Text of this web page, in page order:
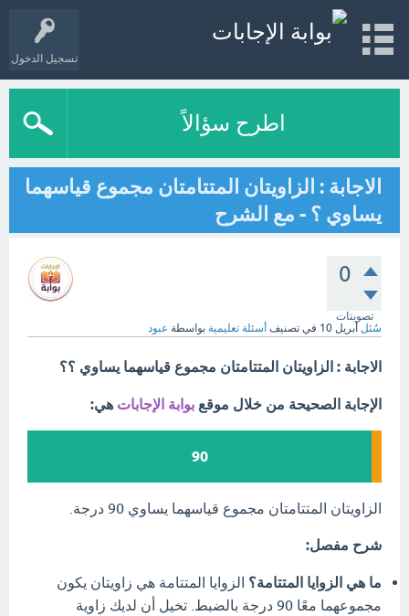
تسجيل الدخول
اطرح سؤالاً
الاجابة : الزاويتان المتتامتان مجموع قياسهما
يساوي ؟ - مع الشرح
0
تصويتات
سُئل أبريل 10 في تصنيف أسئلة تعليمية بواسطة عبود
الاجابة : الزاويتان المتتامتان مجموع قياسهما يساوي ؟؟
الإجابة الصحيحة من خلال موقع بوابة الإجابات هي:
90
الزاويتان المتتامتان مجموع قياسهما يساوي 90 درجة.
شرح مفصل:
ما هي الزوايا المتتامة؟ الزوايا المتتامة هي زاويتان يكون
مجموعهما معًا 90 درجة بالضبط. تخيل أن لديك زاوية